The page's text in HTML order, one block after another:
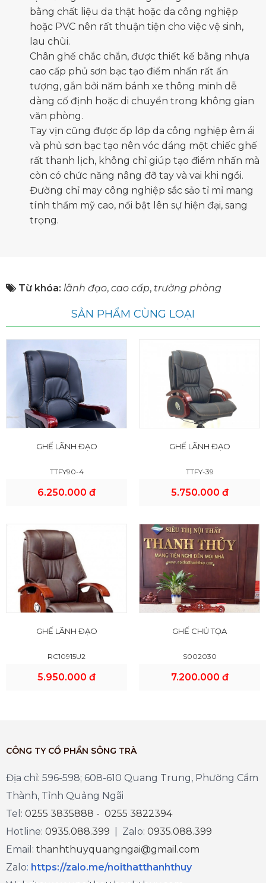
bằng chất liệu da thật hoặc da công nghiệp
hoặc PVC nên rất thuận tiện cho việc vệ sinh,
lau chùi.
Chân ghế chắc chắn, được thiết kế bằng nhựa
cao cấp phủ sơn bạc tạo điểm nhấn rất ấn
tượng, gắn bởi năm bánh xe thông minh dễ
dàng cố định hoặc di chuyển trong không gian
văn phòng.
Tay vịn cũng được ốp lớp da công nghiệp êm ái
và phủ sơn bạc tạo nên vóc dáng một chiếc ghế
rất thanh lịch, không chỉ giúp tạo điểm nhấn mà
còn có chức năng nâng đỡ tay và vai khi ngồi.
Đường chỉ may công nghiệp sắc sảo tỉ mỉ mang
tính thẩm mỹ cao, nổi bật lên sự hiện đại, sang
trọng.
Từ khóa: lãnh đạo, cao cấp, trưởng phòng
SẢN PHẨM CÙNG LOẠI
GHẾ LÃNH ĐẠO
TTFY90-4
6.250.000 đ
GHẾ LÃNH ĐẠO
TTFY-39
5.750.000 đ
GHẾ LÃNH ĐẠO
RC10915U2
5.950.000 đ
GHẾ CHỦ TỌA
S002030
7.200.000 đ
CÔNG TY CỔ PHẦN SÔNG TRÀ
Địa chỉ: 596-598; 608-610 Quang Trung, Phường Cẩm
Thành, Tỉnh Quảng Ngãi
Tel: 0255 3835888 - 0255 3822394
Hotline: 0935.088.399 | Zalo: 0935.088.399
Email: thanhthuyquangngai@gmail.com
Zalo: https://zalo.me/noithatthanhthuy